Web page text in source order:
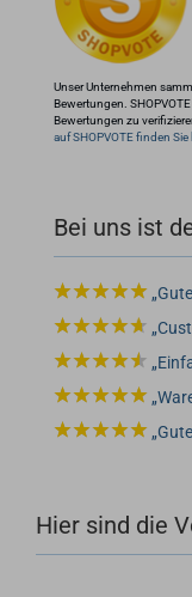
Unser Unternehmen
Bewertungen.
Bewertungen zu
auf SHOPVOTE finden Sie
Bei uns ist
Hier sind die